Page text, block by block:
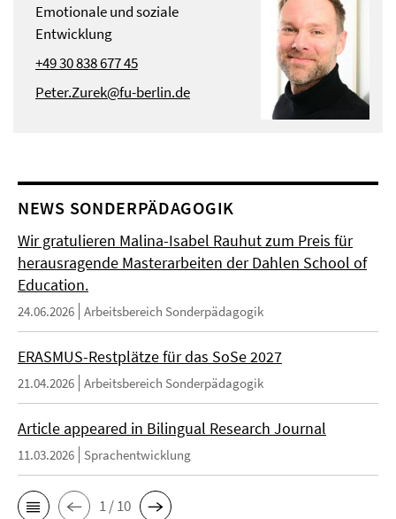
Emotionale und soziale
Entwicklung
+49 30 838 677 45
Peter.Zurek@fu-berlin.de
NEWS SONDERPÄDAGOGIK
Wir gratulieren Malina-Isabel Rauhut zum Preis für
herausragende Masterarbeiten der Dahlen School of
Education.
24.06.2026 Arbeitsbereich Sonderpädagogik
ERASMUS-Restplätze für das SoSe 2027
21.04.2026 Arbeitsbereich Sonderpädagogik
Article appeared in Bilingual Research Journal
11.03.2026 Sprachentwicklung
1 / 10